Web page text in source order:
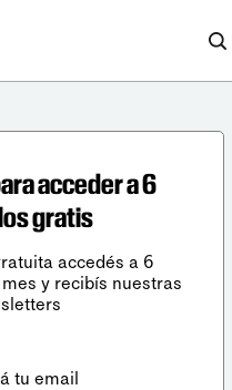
acceder a 6
gratis
accedés a 6
y recibís nuestras
tu email